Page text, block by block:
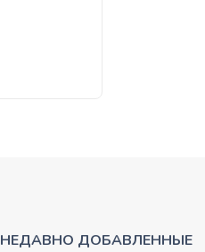
НЕДАВНО ДОБАВЛЕННЫЕ